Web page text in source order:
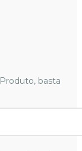
basta